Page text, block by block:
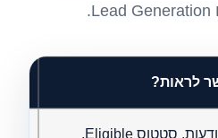
לראות?
אישור מודעות, סטטוס Eligible,